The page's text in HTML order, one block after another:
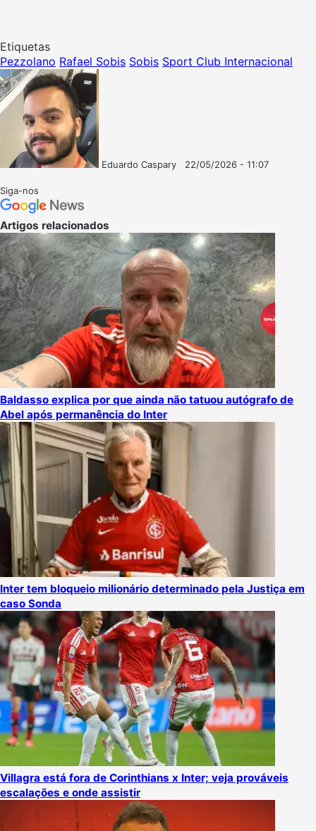
Etiquetas
Pezzolano Rafael Sobis Sobis Sport Club Internacional
Eduardo Caspary
22/05/2026 - 11:07
Siga-nos
Artigos relacionados
Baldasso explica por que ainda não tatuou autógrafo de
Abel após permanência do Inter
Inter tem bloqueio milionário determinado pela Justiça em
caso Sonda
Villagra está fora de Corinthians x Inter; veja prováveis
escalações e onde assistir